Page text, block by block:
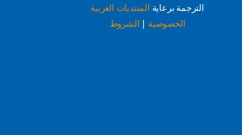
الترجمة برعاية المنتديات العربية
الخصوصية | الشروط